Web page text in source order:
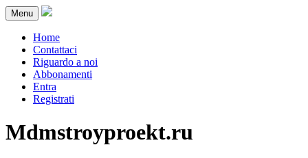
Menu
Home
Contattaci
Riguardo a noi
Abbonamenti
Entra
Registrati
Mdmstroyproekt.ru